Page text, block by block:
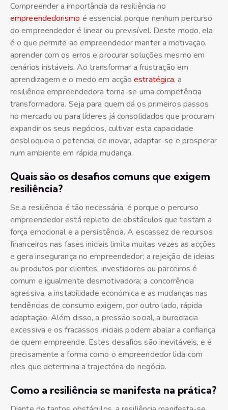
Compreender a importância da resiliência no
empreendedorismo é essencial porque nenhum percurso
do empreendedor é linear ou previsível. Deste modo, ela
é o que permite ao empreendedor manter a motivação,
aprender com os erros e procurar soluções mesmo em
cenários instáveis. Ao transformar a frustração em
aprendizagem e o medo em acçãoestratégica, a
resiliência empreendedora torna-se uma competência
transformadora. Seja para quem dá os primeiros passos
no mercado ou para líderes já consolidados que procuram
expandir os seus negócios, cultivar esta capacidade
desbloqueia o potencial de inovar, adaptar-se e prosperar
num ambiente em rápida mudança.
Quais são os desafios comuns que exigem
resiliência?
Se a resiliência é tão necessária, é porque o percurso
empreendedor está repleto de obstáculos que testam a
força emocional e a persistência. A escassez de recursos
financeiros nas fases iniciais limita muitas vezes as acções
e gera insegurança no empreendedor; a rejeição de ideias
ou produtos por clientes, investidores ou parceiros é
comum e igualmente desmotivadora; a concorrência
agressiva, a instabilidade económica e as mudanças nas
tendências de consumo exigem, por outro lado, rápida
adaptação. Além disso, a pressão social, a burocracia
excessiva e os fracassos iniciais podem abalar a confiança
de quem empreende. Estes desafios são inevitáveis, e é
precisamente a forma como o empreendedor lida com
eles que determina a trajectória do negócio.
Como a resiliência se manifesta na prática?